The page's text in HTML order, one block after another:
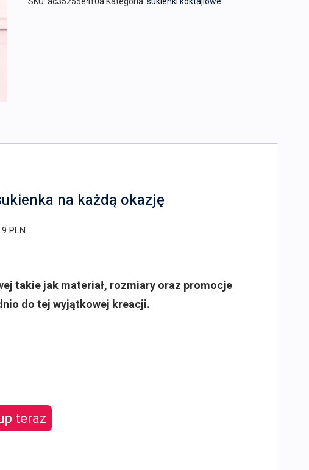
na każdą okazję
PLN
takie jak materiał, rozmiary oraz promocje
do tej wyjątkowej kreacji.
teraz